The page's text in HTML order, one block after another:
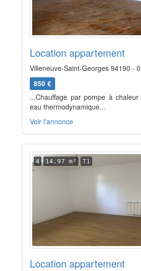
Location appartement
Villeneuve-Saint-Georges 94190 - 0
850 €
...Chauffage par pompe à chaleur
eau thermodynamique...
Voir l'annonce
4 14.97 m² T1
Location appartement